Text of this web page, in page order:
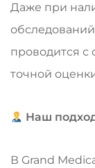
Даже при
проводится с
точной
Наш
В Grand